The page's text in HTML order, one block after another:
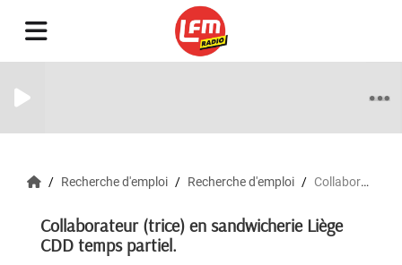
Recherche d'emploi Recherche d'emploi Collaborateur (trice) en sandwicherie Liège CDD temps partiel.
Collaborateur (trice) en sandwicherie Liège
CDD temps partiel.